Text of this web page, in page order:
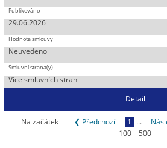
29.06.2026
Neuvedeno
Více smluvních stran
Detail
Na začátek ❮ Předchozí 1 ...
100
500